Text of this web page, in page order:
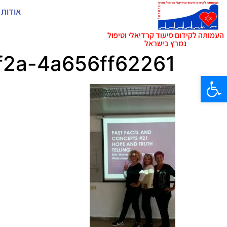
פתח סרגל נגישות
העמותה לקידום סיעוד קרדיאלי וטיפול
נמרץ בישראל
4a656ff62261